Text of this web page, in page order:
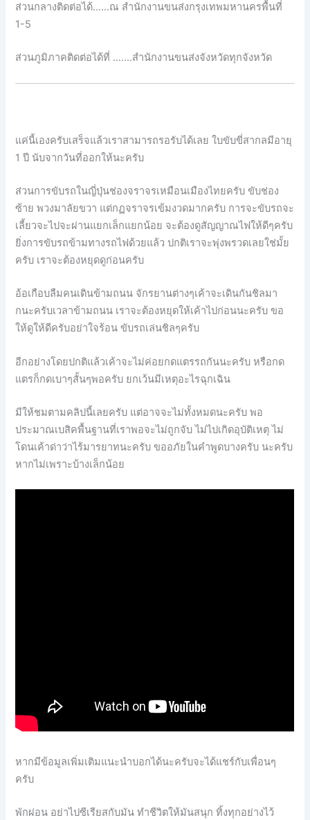
ส่วนกลางติดต่อได้……ณ สำนักงานขนส่งกรุงเทพมหานครพื้นที่
1-5
ส่วนภูมิภาคติดต่อได้ที่ …….สำนักงานขนส่งจังหวัดทุกจังหวัด
แค่นี้เองครับเสร็จแล้วเราสามารถรอรับได้เลย ใบขับขี่สากลมีอายุ
1 ปี นับจากวันที่ออกให้นะครับ
ส่วนการขับรถในญี่ปุ่นช่องจราจรเหมือนเมืองไทยครับ ขับช่อง
ซ้าย พวงมาลัยขวา แต่กฏจราจรเข้มงวดมากครับ การจะขับรถจะ
เลี้ยวจะไปจะผ่านแยกเล็กแยกน้อย จะต้องดูสัญญาณไฟให้ดีๆครับ
ยิ่งการขับรถข้ามทางรถไฟด้วยแล้ว ปกติเราจะพุ่งพรวดเลยใช่มั้ย
ครับ เราจะต้องหยุดดูก่อนครับ
อ้อเกือบลืมคนเดินข้ามถนน จักรยานต่างๆเค้าจะเดินกันชิลมา
กนะครับเวลาข้ามถนน เราจะต้องหยุดให้เค้าไปก่อนนะครับ ขอ
ให้ดูให้ดีครับอย่าใจร้อน ขับรถเล่นชิลๆครับ
อีกอย่างโดยปกติแล้วเค้าจะไม่ค่อยกดแตรรถกันนะครับ หรือกด
แตรก็กดเบาๆสั้นๆพอครับ ยกเว้นมีเหตุอะไรฉุกเฉิน
มีให้ชมตามคลิปนี้เลยครับ แต่อาจจะไม่ทั้งหมดนะครับ พอ
ประมาณเบสิคพื้นฐานที่เราพอจะไม่ถูกจับ ไม่ไปเกิดอุบัติเหตุ ไม่
โดนเค้าด่าว่าไร้มารยาทนะครับ ขออภัยในคำพูดบางครับ นะครับ
หากไม่เพราะบ้างเล็กน้อย
หากมีข้อมูลเพิ่มเติมแนะนำบอกได้นะครับจะได้แชร์กับเพื่อนๆ
ครับ
พักผ่อน อย่าไปซีเรียสกับมัน ทำชีวิตให้มันสนุก ทิ้งทุกอย่างไว้